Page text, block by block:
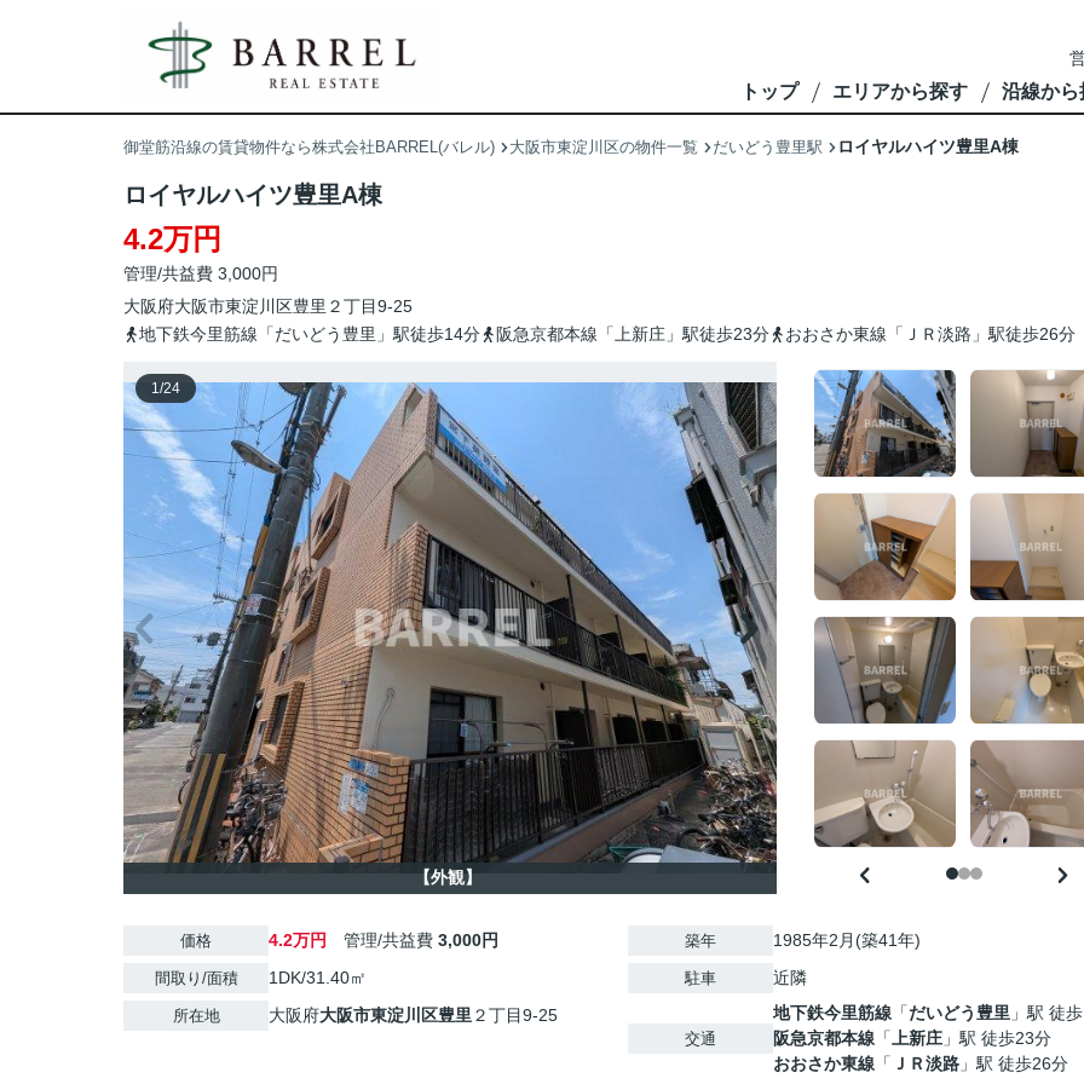
トップ エリアから探す 沿線から
御堂筋沿線の賃貸物件なら株式会社BARREL(バレル) 大阪市東淀川区の物件一覧 だいどう豊里駅 ロイヤルハイツ豊里A棟
ロイヤルハイツ豊里A棟
4.2万円
管理/共益費 3,000円
大阪府大阪市東淀川区豊里 ２丁目9-25
地下鉄今里筋線「だいどう豊里」駅徒歩14分
阪急京都本線「上新庄」駅徒歩23分 おおさか東線「ＪＲ淡路」駅徒歩26分
1/24
【外観】
価格 4.2万円 管理/共益費 3,000円
間取り/面積 1DK/31.40㎡
所在地 大阪府大阪市東淀川区豊里 ２丁目9-25
築年 1985年2月(築41年)
駐車 近隣
交通
地下鉄今里筋線 「だいどう豊里 」駅 徒
阪急京都本線 「 上新庄 」駅 徒歩23分
おおさか東線 「 ＪＲ淡路 」駅 徒歩26分